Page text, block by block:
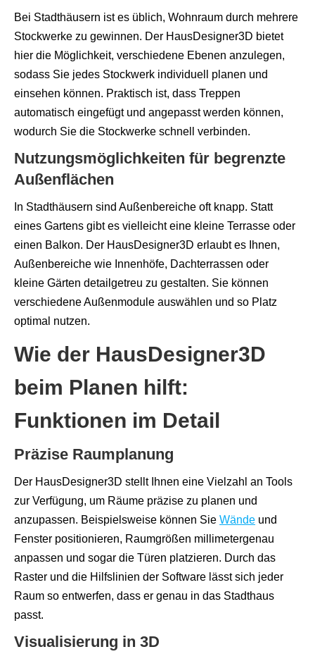
Bei Stadthäusern ist es üblich, Wohnraum durch mehrere
Stockwerke zu gewinnen. Der HausDesigner3D bietet
hier die Möglichkeit, verschiedene Ebenen anzulegen,
sodass Sie jedes Stockwerk individuell planen und
einsehen können. Praktisch ist, dass Treppen
automatisch eingefügt und angepasst werden können,
wodurch Sie die Stockwerke schnell verbinden.
Nutzungsmöglichkeiten für begrenzte
Außenflächen
In Stadthäusern sind Außenbereiche oft knapp. Statt
eines Gartens gibt es vielleicht eine kleine Terrasse oder
einen Balkon. Der HausDesigner3D erlaubt es Ihnen,
Außenbereiche wie Innenhöfe, Dachterrassen oder
kleine Gärten detailgetreu zu gestalten. Sie können
verschiedene Außenmodule auswählen und so Platz
optimal nutzen.
Wie der HausDesigner3D
beim Planen hilft:
Funktionen im Detail
Präzise Raumplanung
Der HausDesigner3D stellt Ihnen eine Vielzahl an Tools
zur Verfügung, um Räume präzise zu planen und
anzupassen. Beispielsweise können Sie Wände und
Fenster positionieren, Raumgrößen millimetergenau
anpassen und sogar die Türen platzieren. Durch das
Raster und die Hilfslinien der Software lässt sich jeder
Raum so entwerfen, dass er genau in das Stadthaus
passt.
Visualisierung in 3D